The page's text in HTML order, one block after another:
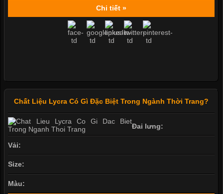
Chi tiết »
Chất Liệu Lycra Có Gì Đặc Biệt Trong Ngành Thời Trang?
Đai lưng:
Vải:
Size:
Màu: